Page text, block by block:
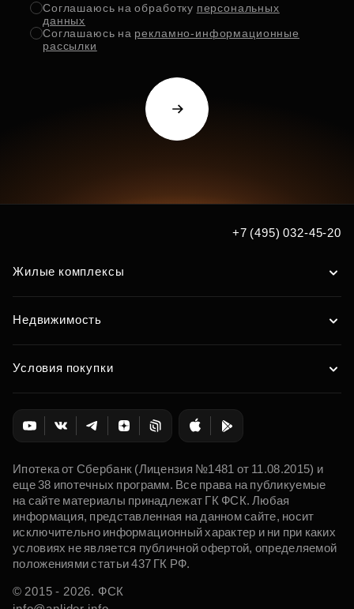
Соглашаюсь на обработку персональных
данных
Соглашаюсь на рекламно-информационные
рассылки
+7 (495) 032-45-20
Жилые комплексы
Недвижимость
Условия покупки
Ипотека от Сбербанк (Лицензия №1481 от 11.08.2015) и
еще 38 ипотечных программ. Все права на публикуемые
на сайте материалы принадлежат ГК ФСК. Любая
информация, представленная на данном сайте, носит
исключительно информационный характер и ни при каких
условиях не является публичной офертой, определяемой
положениями статьи 437 ГК РФ.
© 2015 - 2026. ФСК